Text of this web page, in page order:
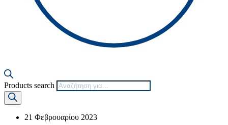
Products search
21 Φεβρουαρίου 2023